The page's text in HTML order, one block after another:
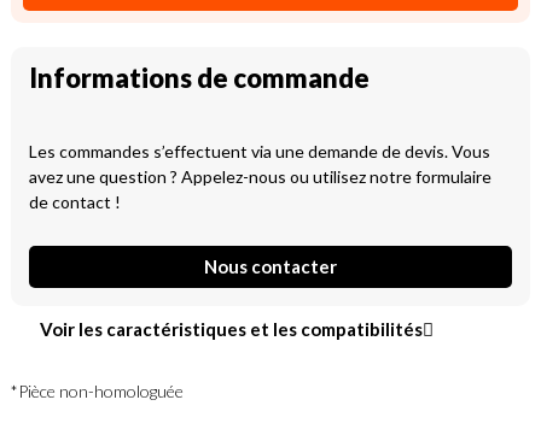
Informations de commande
Les commandes s’effectuent via une demande de devis. Vous
avez une question ? Appelez-nous ou utilisez notre formulaire
de contact !
Nous contacter
Voir les caractéristiques et les compatibilités
*Pièce non-homologuée